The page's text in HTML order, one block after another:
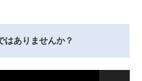
はありませんか？